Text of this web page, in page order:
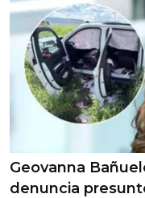
Geovanna
denuncia